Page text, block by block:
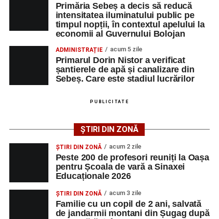
iluminatului public pe timpul nopții, în contextul
apelului la economii al Guvernului Bolojan
Duminică, 23 august 2026, Râpa Roșie găzduiește
cea de-a III-a ediție a concursului „CicloAventurier
de Sebeș”
Primul concert din cadrul String Symphonic Camp
Facebook Messenger WhatsApp Twitter/X Email
După mai multe zile de pregătire intensivă, participanții
public. Fiecare interpretare a evidențiat nivelul artistic al
tinerilor muzicieni și munca depusă în cadrul taberei, iar
spectatorii au răsplătit prestațiile cu aplauze îndelungate.
Primăria Sebeș a decis să reducă
intensitatea iluminatului public pe
timpul nopții, în contextul apelului la
economii al Guvernului Bolojan
ADMINISTRAȚIE acum 5 zile
Primarul Dorin Nistor a verificat
șantierele de apă și canalizare din
Sebeș. Care este stadiul lucrărilor
PUBLICITATE
ȘTIRI DIN ZONĂ
ȘTIRI DIN ZONĂ acum 2 zile
Peste 200 de profesori reuniți la Oașa
pentru Școala de vară a Sinaxei
Educaționale 2026
ȘTIRI DIN ZONĂ acum 3 zile
Familie cu un copil de 2 ani, salvată
de jandarmii montani din Șugag după